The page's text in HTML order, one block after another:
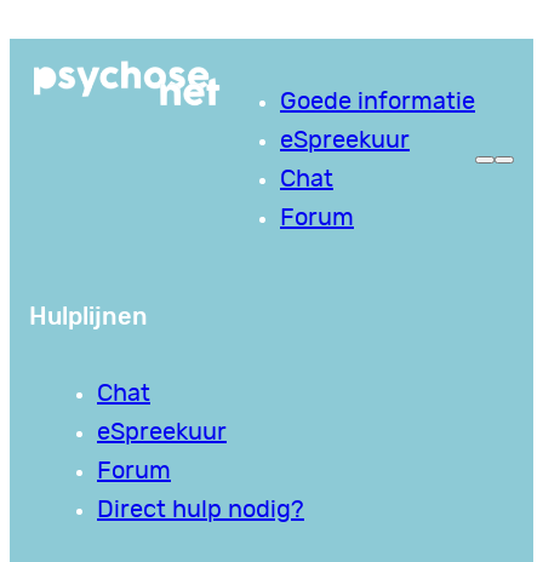
naar
Goede informatie
eSpreekuur
Chat
Forum
Hulplijnen
Chat
eSpreekuur
Forum
Direct hulp nodig?